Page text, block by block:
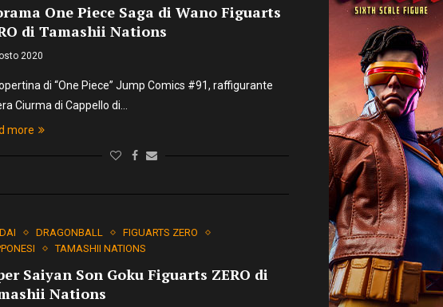
One Piece Saga di Wano Figuarts
di Tamashii Nations
2020
di “One Piece” Jump Comics #91, raffigurante
Ciurma di Cappello di…
more
DRAGONBALL
FIGUARTS ZERO
TAMASHII NATIONS
Saiyan Son Goku Figuarts ZERO di
Nations